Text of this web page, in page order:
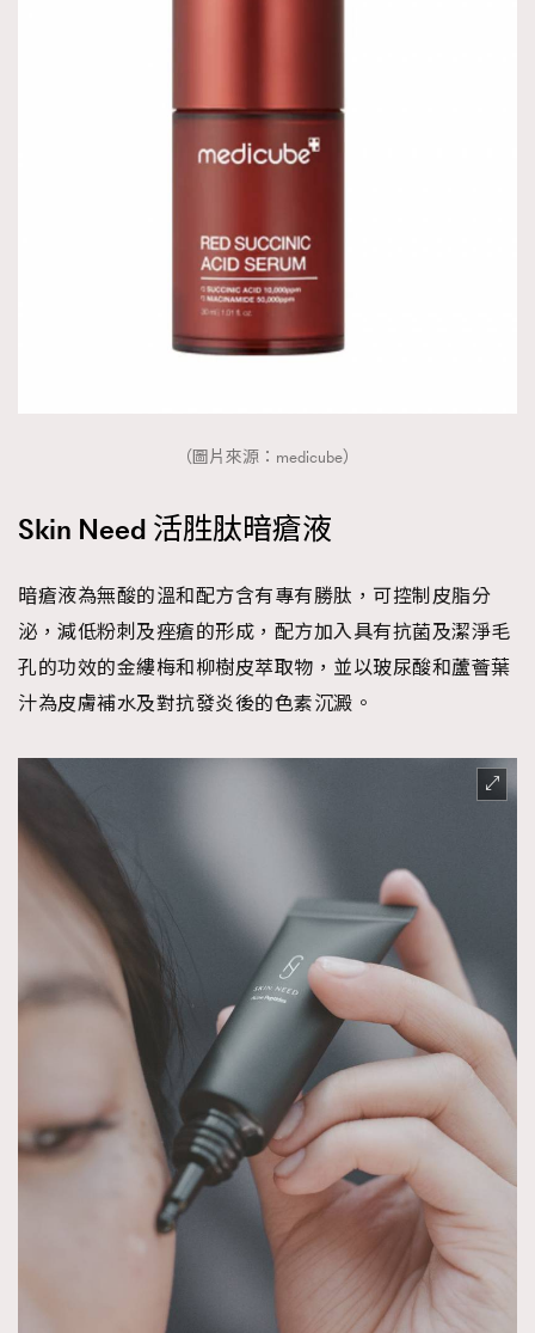
（圖片來源：medicube）
Skin Need 活胜肽暗瘡液
暗瘡液為無酸的溫和配方含有專有勝肽，可控制皮脂分
泌，減低粉刺及痤瘡的形成，配方加入具有抗菌及潔淨毛
孔的功效的金縷梅和柳樹皮萃取物，並以玻尿酸和蘆薈葉
汁為皮膚補水及對抗發炎後的色素沉澱。